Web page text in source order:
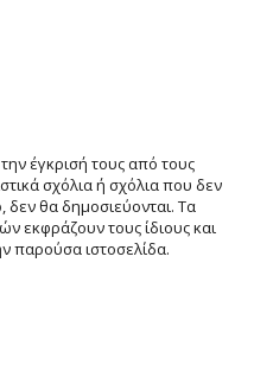
έγκρισή τους από τους
σχόλια ή σχόλια που δεν
θα δημοσιεύονται. Τα
εκφράζουν τους ίδιους και
παρούσα ιστοσελίδα.